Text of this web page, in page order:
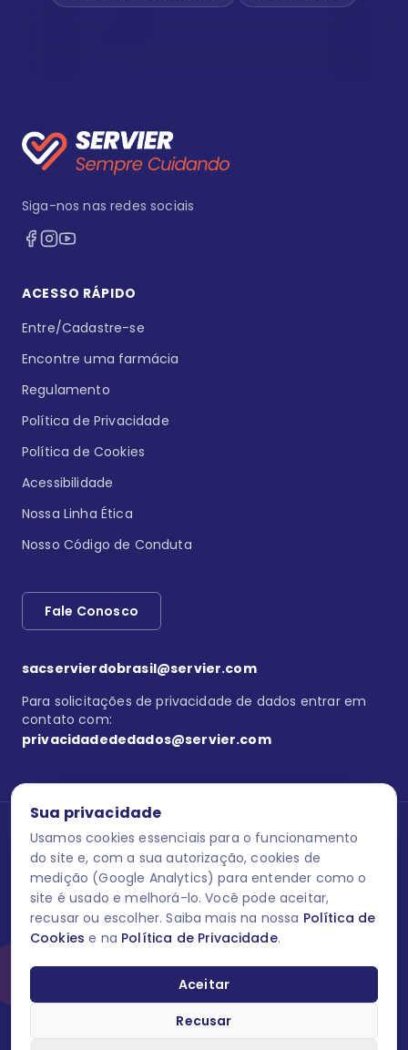
Sua privacidade
Usamos cookies essenciais para o funcionamento
do site e, com a sua autorização, cookies de
medição (Google Analytics) para entender como o
site é usado e melhorá-lo. Você pode aceitar,
recusar ou escolher. Saiba mais na nossa Política de
Cookies e na Política de Privacidade.
Aceitar
Recusar
Siga-nos nas redes sociais
ACESSO RÁPIDO
Entre/Cadastre-se
Encontre uma farmácia
Regulamento
Política de Privacidade
Política de Cookies
Acessibilidade
Nossa Linha Ética
Nosso Código de Conduta
Fale Conosco
sacservierdobrasil@servier.com
Para solicitações de privacidade de dados entrar em
contato com:
privacidadededados@servier.com
Se estiver no programa semprecuidando, comunique aquiuma
reação adversa com os produtos Servier. Este site contém
informações para o público leigo e para os profissionais de saúde
do Brasil habilitados a prescrever medicamentos. M-AS ONE-BR-
202606-00013 / Agosto 2026.
O laboratório Servier do Brasil respeita os seus dados! Caso deseje
dados pessoais você pode fazê-lo a qualquer momento entrando
em contato através do site www.semprecuidando.com.br na opção
fale conosco.